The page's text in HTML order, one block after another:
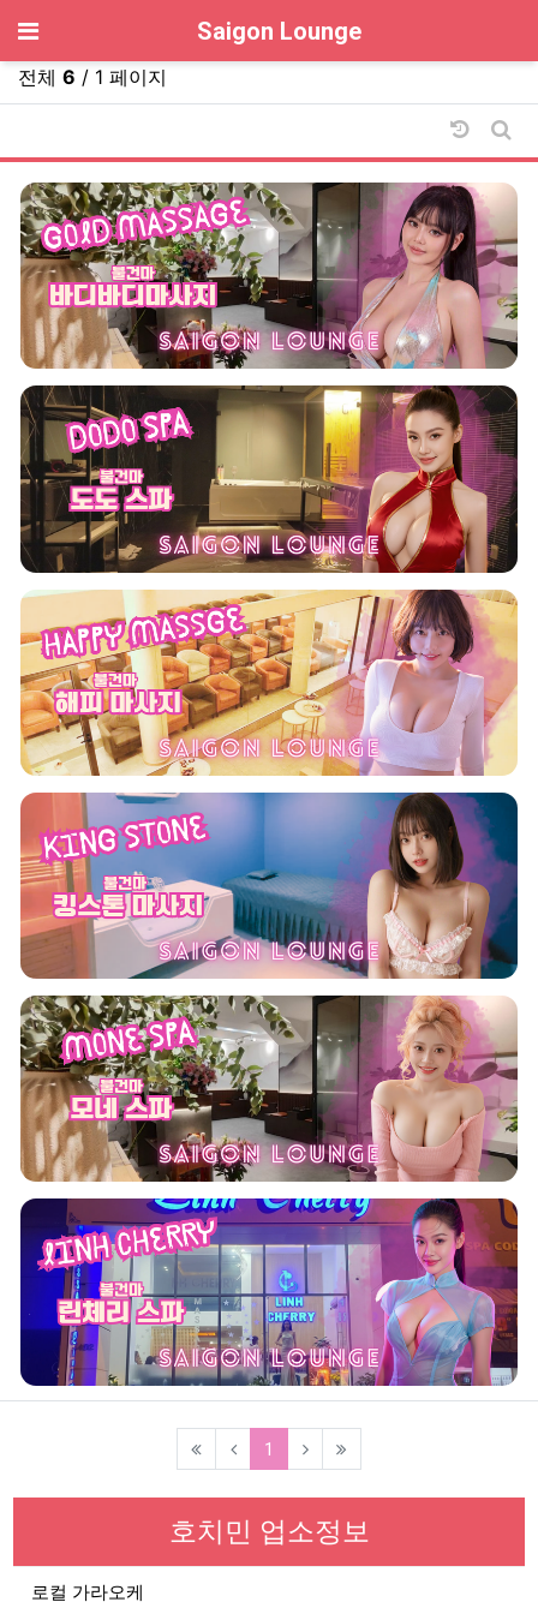
Saigon Lounge
전체 6 / 1 페이지
날짜순
게
1 (current)
호치민 업소정보
로컬 가라오케